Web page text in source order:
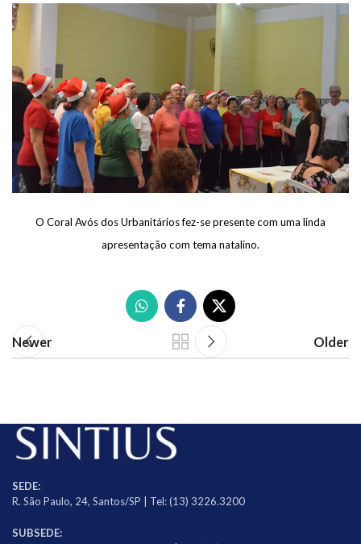
O Coral Avós dos Urbanitários fez-se presente com uma linda
apresentação com tema natalino.
Newer Older
SEDE:
R. São Paulo, 24, Santos/SP | Tel: (13) 3226.3200
SUBSEDE: